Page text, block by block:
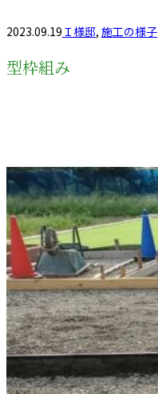
2023.09.19 Ｉ様邸, 施工の様子
型枠組み